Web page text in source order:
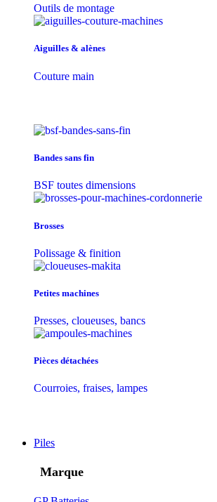
Outils de montage
Aiguilles & alènes
Couture main
Bandes sans fin
BSF toutes dimensions
Brosses
Polissage & finition
Petites machines
Presses, cloueuses, bancs
Pièces détachées
Courroies, fraises, lampes
Piles
Marque